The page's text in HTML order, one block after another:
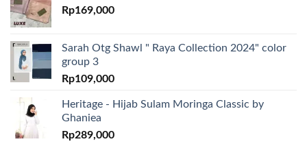
Rp169,000
Sarah Otg Shawl " Raya Collection 2024" color
group 3
Rp109,000
Heritage - Hijab Sulam Moringa Classic by
Ghaniea
Rp289,000